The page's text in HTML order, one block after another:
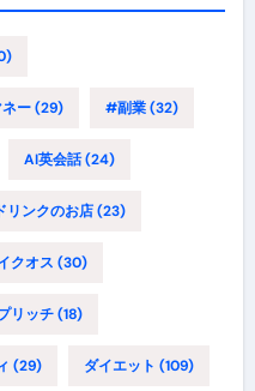
ー(29) #副業(32)
AI英会話(24)
リンクのお店(23)
クオス (30)
リッチ(18)
(29) ダイエット (109)